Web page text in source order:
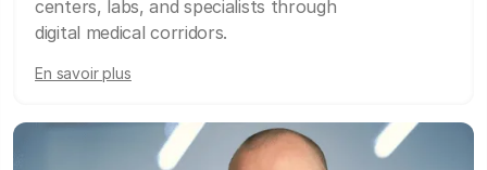
centers, labs, and specialists through
digital medical corridors.
En savoir plus